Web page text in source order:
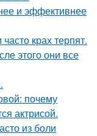
и эффективнее
крах терпят.
этого они все
почему
актрисой.
из боли